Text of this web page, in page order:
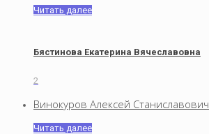
Читать далее
Бястинова Екатерина Вячеславовна
2
Винокуров Алексей Станиславович
Читать далее